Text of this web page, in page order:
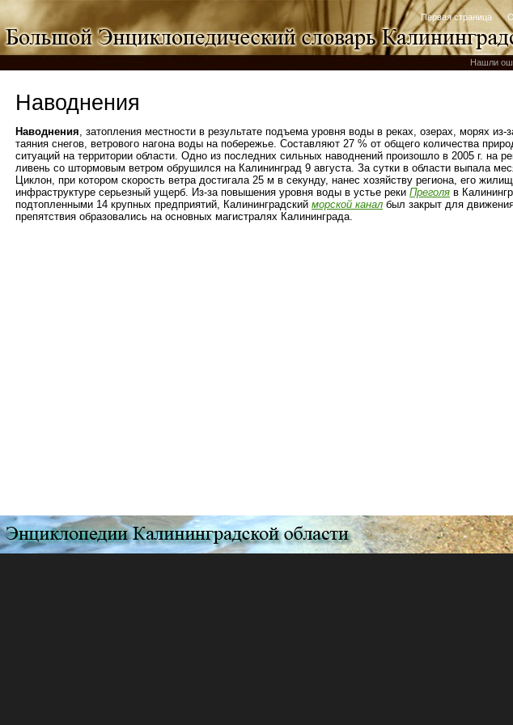
Первая страница
Нашли
Наводнения
Наводнения, затопления местности в результате подъема уровня воды в реках, озерах, морях из-
таяния снегов, ветрового нагона воды на побережье. Составляют 27 % от общего количества
ситуаций на территории области. Одно из последних сильных наводнений произошло в 2005 г. на
ливень со штормовым ветром обрушился на Калининград 9 августа. За сутки в области выпала
Циклон, при котором скорость ветра достигала 25 м в секунду, нанес хозяйству региона, его
инфраструктуре серьезный ущерб. Из-за повышения уровня воды в устье реки Преголя в
подтопленными 14 крупных предприятий, Калининградский морской канал был закрыт для
препятствия образовались на основных магистралях Калининграда.